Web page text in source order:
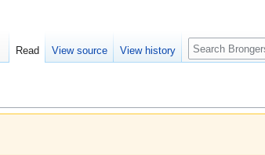
Read View source View history Search